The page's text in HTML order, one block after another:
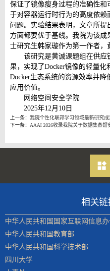
保证了镜像瘦身过程的准确性
于对容器运行时行为的高度依
问题。实验结果表明，文章所
方面都要优于基线。我院为该
士研究生韩家璇作为第一作者，
该研究是黄诚课题组在供
果，实现了Docker镜像的轻量化
Docker生态系统的资源效率并降
应用价值。
网络空间安全学院
2025年12月10日
上一条： 我院个性化联邦学习领域最新研究成
下一条： AAAI 2026收录我院关于数据集蒸馏
相关链
中华人民共和国国家互联网信息办
中华人民共和国教育部
中华人民共和国科学技术部
四川大学